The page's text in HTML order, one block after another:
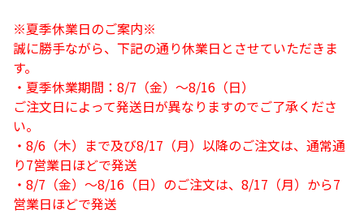
※夏季休業日のご案内※
誠に勝手ながら、下記の通り休業日とさせていただきま
す。
・夏季休業期間：8/7（金）～8/16（日）
ご注文日によって発送日が異なりますのでご了承くださ
い。
・8/6（木）まで及び8/17（月）以降のご注文は、通常通
り7営業日ほどで発送
・8/7（金）～8/16（日）のご注文は、8/17（月）から7
営業日ほどで発送